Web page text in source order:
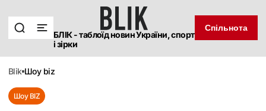
БЛІК - таблоїд новин України, спорт
і зірки
Спільнота
blik шоу biz
Шоу BIZ